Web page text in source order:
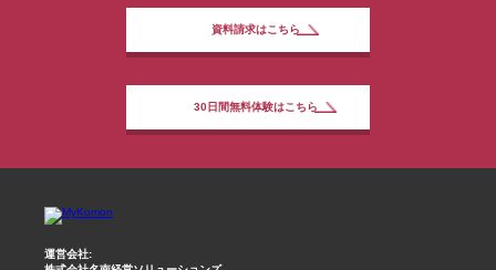
資料請求はこちら
30日間無料体験はこちら
運営会社: